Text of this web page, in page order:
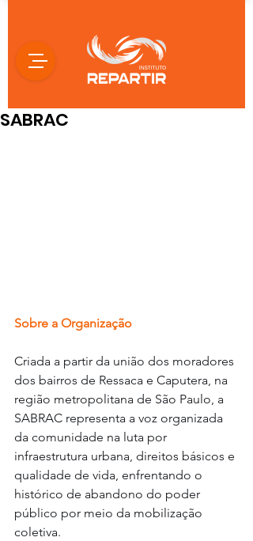
SABRAC
Sobre a Organização
Criada a partir da união dos moradores
dos bairros de Ressaca e Caputera, na
região metropolitana de São Paulo, a
SABRAC representa a voz organizada
da comunidade na luta por
infraestrutura urbana, direitos básicos e
qualidade de vida, enfrentando o
histórico de abandono do poder
público por meio da mobilização
coletiva.